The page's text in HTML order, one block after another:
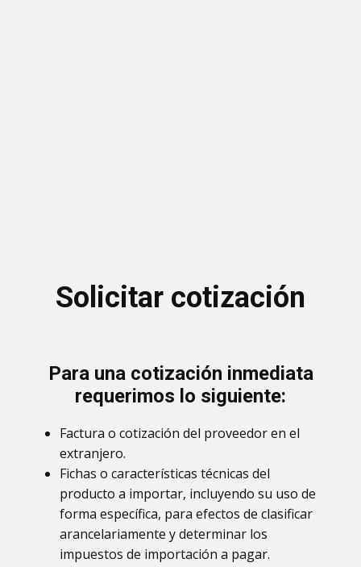
Solicitar cotización
Para una cotización inmediata
requerimos lo siguiente:
Factura o cotización del proveedor en el
extranjero.
Fichas o características técnicas del
producto a importar, incluyendo su uso de
forma específica, para efectos de clasificar
arancelariamente y determinar los
impuestos de importación a pagar.